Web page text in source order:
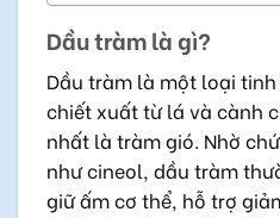
Dầu tràm là gì?
Dầu tràm là một loại
chiết xuất từ lá và cành
nhất là tràm gió. Nhờ
như cineol, dầu tràm
giữ ấm cơ thể, hỗ trợ